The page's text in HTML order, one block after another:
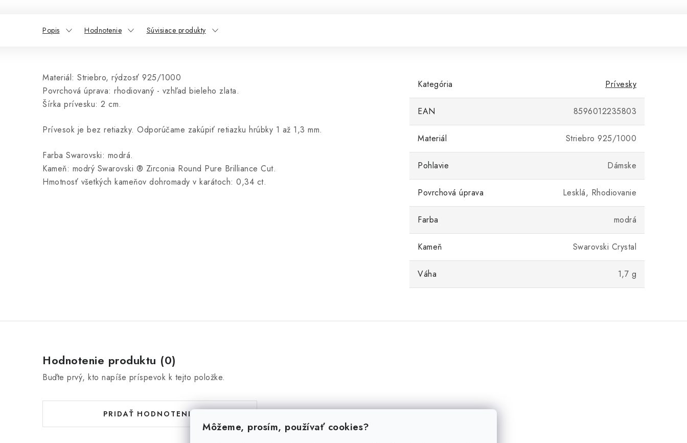
Môžeme, prosím, používať cookies?
Popis Hodnotenie Súvisiace produkty
Materiál: Striebro, rýdzosť 925/1000
Povrchová úprava: rhodiovaný - vzhľad bieleho zlata.
Šírka prívesku: 2 cm.
Prívesok je bez retiazky. Odporúčame zakúpiť retiazku hrúbky 1 až 1,3 mm.
Farba Swarovski: modrá.
Kameň: modrý Swarovski ® Zirconia Round Pure Brilliance Cut.
Hmotnosť všetkých kameňov dohromady v karátoch: 0,34 ct.
Kategória Prívesky
EAN 8596012235803
Materiál Striebro 925/1000
Pohlavie Dámske
Povrchová úprava Lesklá, Rhodiovanie
Farba modrá
Kameň Swarovski Crystal
Váha 1,7 g
Hodnotenie produktu (0)
Buďte prvý, kto napíše príspevok k tejto položke.
PRIDAŤ HODNOTENIE